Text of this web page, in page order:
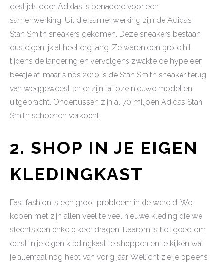
destijds door Adidas is benaderd voor een
samenwerking. Uit die samenwerking zijn de Adidas
Stan Smith sneakers gekomen. Deze sneakers bestaan
dus eigenlijk al heel erg lang. Ze waren een grote hit
tijdens de lancering en vervolgens zwakte de hype een
beetje af, maar sinds 2010 is de Stan Smith sneaker terug
van weggeweest en er zijn talloze nieuwe modellen
uitgebracht. Ondertussen zijn al 70 miljoen Adidas Stan
Smith schoenen verkocht!
2. SHOP IN JE EIGEN
KLEDINGKAST
Fast fashion is een groot probleem in de wereld. We
kopen met zijn allen veel te veel nieuwe kleding die we
slechts een enkele keer dragen. Daarom is het goed om
eerst in je eigen kledingkast te shoppen en te kijken wat
je allemaal nog hebt van vorig jaar. Wellicht zie je opeens